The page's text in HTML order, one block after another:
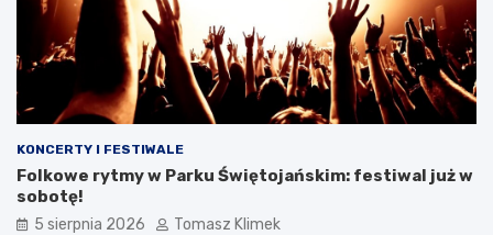
KONCERTY I FESTIWALE
Folkowe rytmy w Parku Świętojańskim: festiwal już w
sobotę!
5 sierpnia 2026 Tomasz Klimek